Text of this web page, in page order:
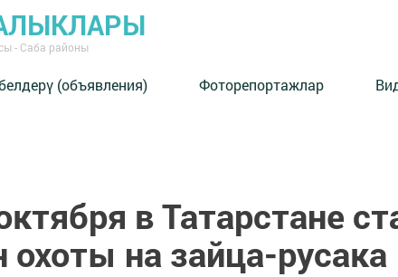
- Саба районы
(объявления) Фоторепортажлар
в Татарстане
охоты на зайца-русака